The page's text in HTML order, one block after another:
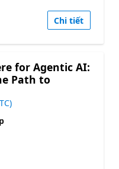
Chi tiết
for Agentic AI:
Path to